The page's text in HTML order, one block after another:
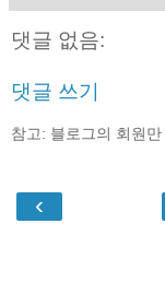
댓글 없음:
댓글 쓰기
참고: 블로그의 회원
‹